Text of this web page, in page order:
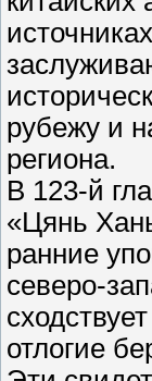
рубежу и
региона.
В 123-й
«Цянь
ранние
северо-
отлогие